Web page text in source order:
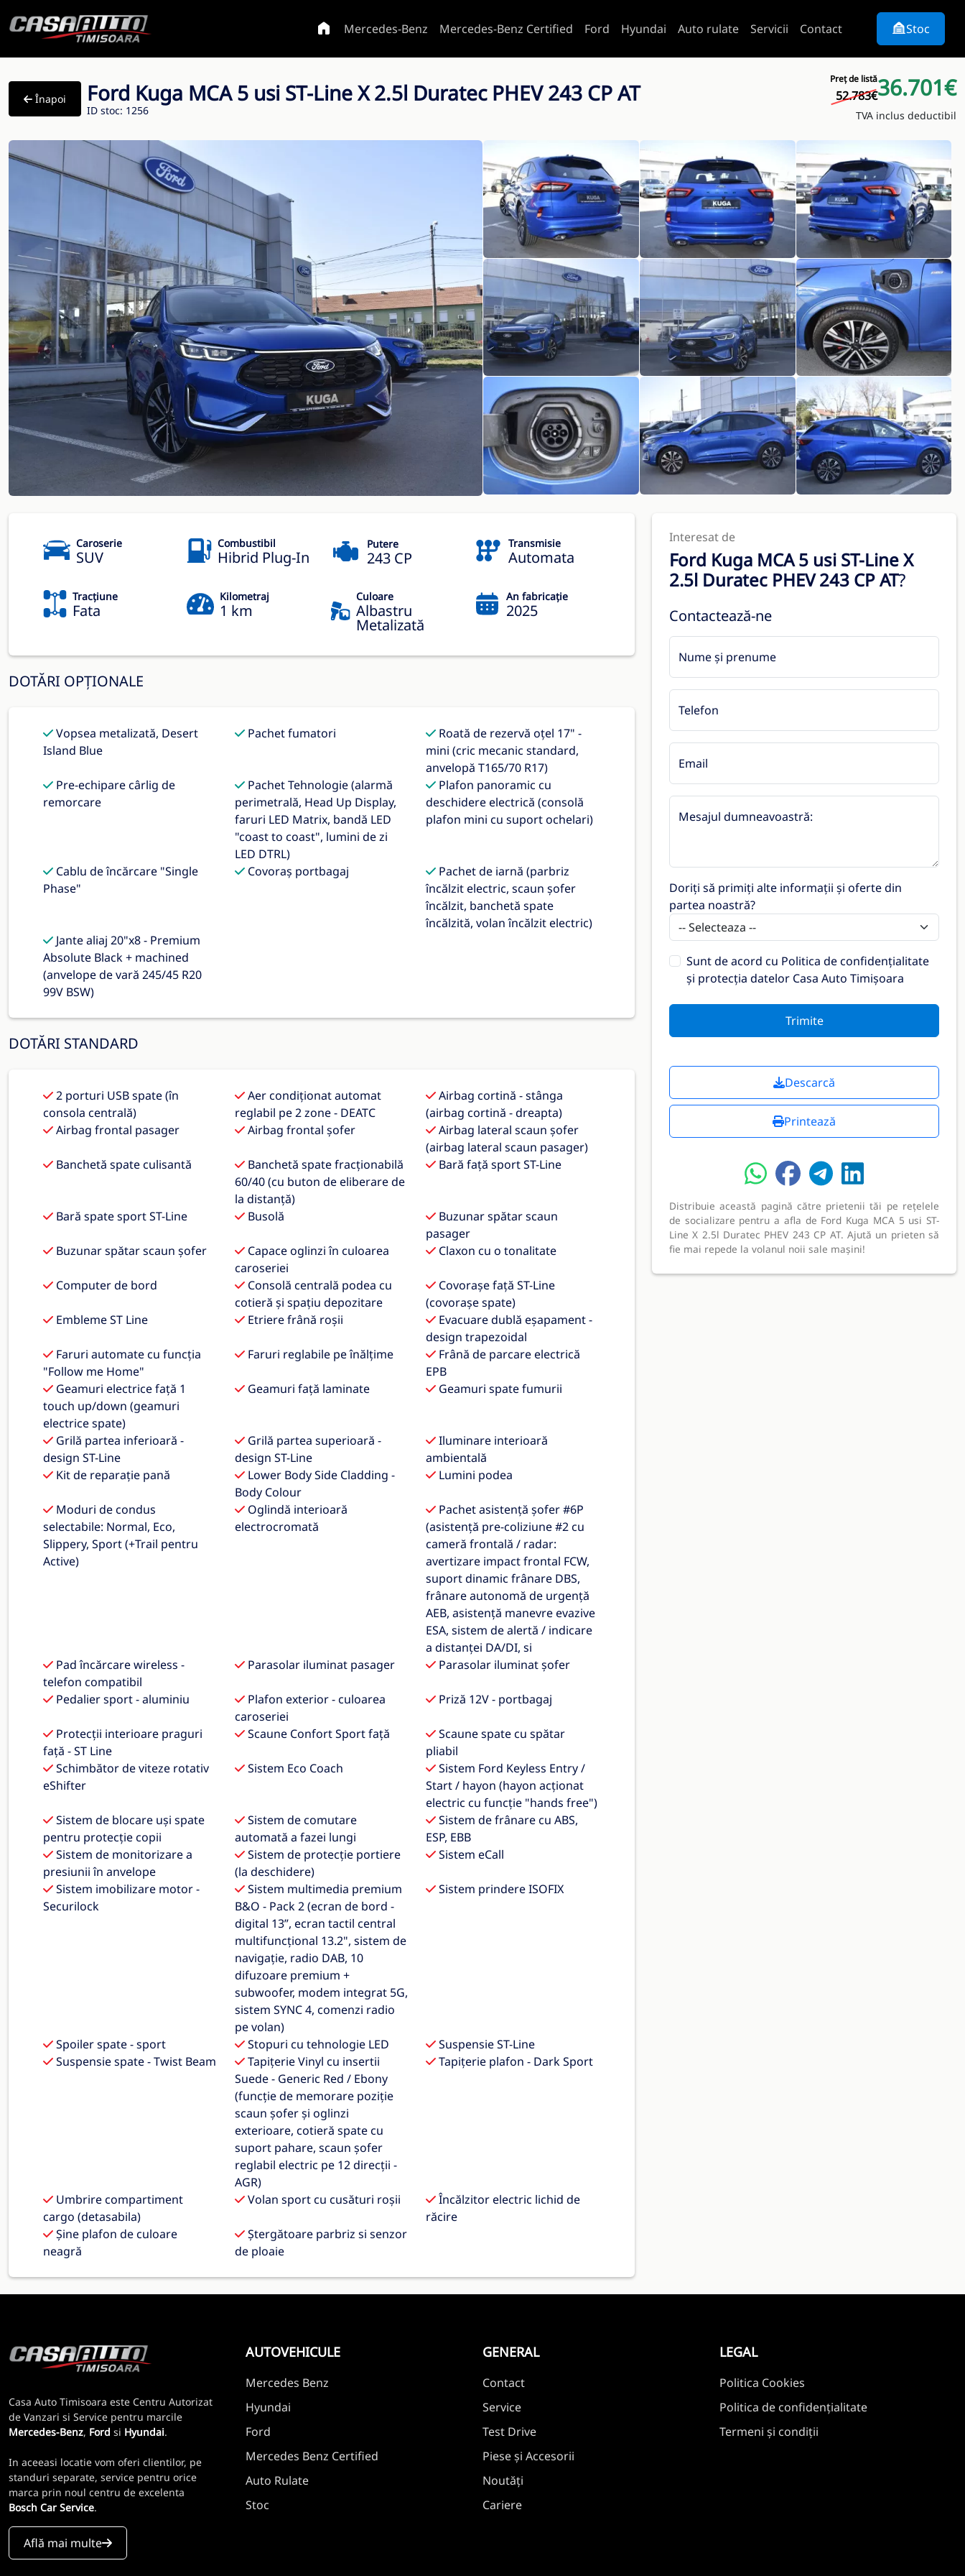
Mercedes-Benz Mercedes-Benz Certified Ford Hyundai Auto rulate Servicii Contact Stoc
Înapoi Ford Kuga MCA 5 usi ST-Line X 2.5l Duratec PHEV 243 CP AT
ID stoc: 1256
Preț de listă
52.783€36.701€
TVA inclus deductibil
Caroserie
SUV
Combustibil
Hibrid Plug-In
Putere
243 CP
Transmisie
Automata
Tracțiune
Fata
Kilometraj
1 km
Culoare
Albastru
Metalizată
An fabricație
2025
DOTĂRI OPȚIONALE
Vopsea metalizată, Desert
Island Blue
Pachet fumatori
Roată de rezervă oțel 17" -
mini (cric mecanic standard,
anvelopă T165/70 R17)
Pre-echipare cârlig de
remorcare
Pachet Tehnologie (alarmă
perimetrală, Head Up Display,
faruri LED Matrix, bandă LED
"coast to coast", lumini de zi
LED DTRL)
Plafon panoramic cu
deschidere electrică (consolă
plafon mini cu suport ochelari)
Cablu de încărcare "Single
Phase"
Covoraș portbagaj
Pachet de iarnă (parbriz
încălzit electric, scaun șofer
încălzit, banchetă spate
încălzită, volan încălzit electric)
Jante aliaj 20"x8 - Premium
Absolute Black + machined
(anvelope de vară 245/45 R20
99V BSW)
DOTĂRI STANDARD
2 porturi USB spate (în
consola centrală)
Aer condiționat automat
reglabil pe 2 zone - DEATC
Airbag cortină - stânga
(airbag cortină - dreapta)
Airbag frontal pasager
Airbag frontal șofer
Airbag lateral scaun șofer
(airbag lateral scaun pasager)
Banchetă spate culisantă
Banchetă spate fracționabilă
60/40 (cu buton de eliberare de
la distanță)
Bară față sport ST-Line
Bară spate sport ST-Line Busolă
Buzunar spătar scaun
pasager
Buzunar spătar scaun șofer
Capace oglinzi în culoarea
caroseriei
Claxon cu o tonalitate
Computer de bord
Consolă centrală podea cu
cotieră și spațiu depozitare
Covorașe față ST-Line
(covorașe spate)
Embleme ST Line
Etriere frână roșii
Evacuare dublă eșapament -
design trapezoidal
Faruri automate cu funcția
"Follow me Home"
Faruri reglabile pe înălțime
Frână de parcare electrică
EPB
Geamuri electrice față 1
touch up/down (geamuri
electrice spate)
Geamuri față laminate Geamuri spate fumurii
Grilă partea inferioară -
design ST-Line
Grilă partea superioară -
design ST-Line
Iluminare interioară
ambientală
Kit de reparație pană
Lower Body Side Cladding -
Body Colour
Lumini podea
Moduri de condus
selectabile: Normal, Eco,
Slippery, Sport (+Trail pentru
Active)
Oglindă interioară
electrocromată
Pachet asistență șofer #6P
(asistență pre-coliziune #2 cu
cameră frontală / radar:
avertizare impact frontal FCW,
suport dinamic frânare DBS,
frânare autonomă de urgență
AEB, asistență manevre evazive
ESA, sistem de alertă / indicare
a distanței DA/DI, si
Pad încărcare wireless -
telefon compatibil
Parasolar iluminat pasager Parasolar iluminat șofer
Pedalier sport - aluminiu
Plafon exterior - culoarea
caroseriei
Priză 12V - portbagaj
Protecții interioare praguri
față - ST Line
Scaune Confort Sport față
Scaune spate cu spătar
pliabil
Schimbător de viteze rotativ
eShifter
Sistem Eco Coach
Sistem Ford Keyless Entry /
Start / hayon (hayon acționat
electric cu funcție "hands free")
Sistem de blocare uși spate
pentru protecție copii
Sistem de comutare
automată a fazei lungi
Sistem de frânare cu ABS,
ESP, EBB
Sistem de monitorizare a
presiunii în anvelope
Sistem de protecție portiere
(la deschidere)
Sistem eCall
Sistem imobilizare motor -
Securilock
Sistem multimedia premium
B&O - Pack 2 (ecran de bord -
digital 13”, ecran tactil central
multifuncțional 13.2", sistem de
navigație, radio DAB, 10
difuzoare premium +
subwoofer, modem integrat 5G,
sistem SYNC 4, comenzi radio
pe volan)
Sistem prindere ISOFIX
Spoiler spate - sport Stopuri cu tehnologie LED
Suspensie ST-Line
Suspensie spate - Twist Beam
Tapițerie Vinyl cu insertii
Suede - Generic Red / Ebony
(funcție de memorare poziție
scaun șofer și oglinzi
exterioare, cotieră spate cu
suport pahare, scaun șofer
reglabil electric pe 12 direcții -
AGR)
Tapițerie plafon - Dark Sport
Umbrire compartiment
cargo (detasabila)
Volan sport cu cusături roșii
Încălzitor electric lichid de
răcire
Șine plafon de culoare
neagră
Ștergătoare parbriz si senzor
de ploaie
Interesat de
Ford Kuga MCA 5 usi ST-Line X
2.5l Duratec PHEV 243 CP AT?
Contactează-ne
Nume și prenume
Telefon
Email
Mesajul dumneavoastră:
Doriți să primiți alte informații și oferte din
partea noastră?
Sunt de acord cu Politica de confidențialitate
și protecția datelor Casa Auto Timișoara
Trimite
Descarcă
Printează
Distribuie această pagină către prietenii tăi pe rețelele
de socializare pentru a afla de Ford Kuga MCA 5 usi ST-
Line X 2.5l Duratec PHEV 243 CP AT. Ajută un prieten să
fie mai repede la volanul noii sale mașini!
Casa Auto Timisoara este Centru Autorizat
de Vanzari si Service pentru marcile
Mercedes-Benz, Ford si Hyundai.
In aceeasi locatie vom oferi clientilor, pe
standuri separate, service pentru orice
marca prin noul centru de excelenta
Bosch Car Service.
Află mai multe
AUTOVEHICULE
Mercedes Benz
Hyundai
Ford
Mercedes Benz Certified
Auto Rulate
Stoc
GENERAL
Contact
Service
Test Drive
Piese și Accesorii
Noutăți
Cariere
LEGAL
Politica Cookies
Politica de confidențialitate
Termeni și condiții